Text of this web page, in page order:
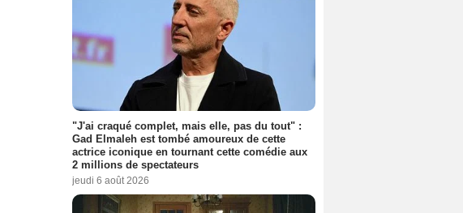
"J'ai craqué complet, mais elle, pas du tout" :
Gad Elmaleh est tombé amoureux de cette
actrice iconique en tournant cette comédie aux
2 millions de spectateurs
jeudi 6 août 2026